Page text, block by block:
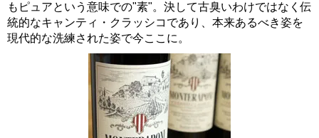
もピュアという意味での"素"。決して古臭いわけではなく伝
統的なキャンティ・クラッシコであり、本来あるべき姿を
現代的な洗練された姿で今ここに。